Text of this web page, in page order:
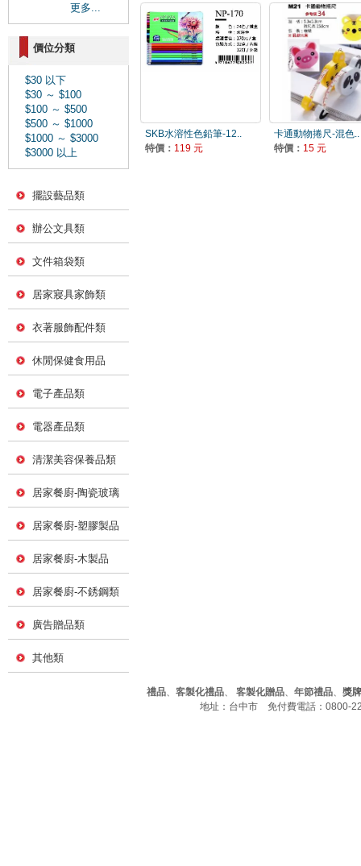
更多...
價位分類
$30 以下
$30 ～ $100
$100 ～ $500
$500 ～ $1000
$1000 ～ $3000
$3000 以上
擺設藝品類
辦公文具類
文件箱袋類
居家寢具家飾類
衣著服飾配件類
休閒保健食用品
電子產品類
電器產品類
清潔美容保養品類
居家餐廚-陶瓷玻璃
居家餐廚-塑膠製品
居家餐廚-木製品
居家餐廚-不銹鋼類
廣告贈品類
其他類
SKB水溶性色鉛筆-12..
特價： 119 元
卡通動物捲尺-混色..
特價： 15 元
禮品、 客製化禮品、 客製化贈品、 年節禮品、 獎
地址：台中市 免付費電話：0800-